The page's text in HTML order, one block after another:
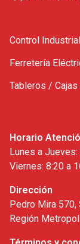
Control Industrial
Ferretería
Tableros /
Horario
Lunes a
Viernes: 8:20 a
Dirección
Pedro Mira 570,
Región